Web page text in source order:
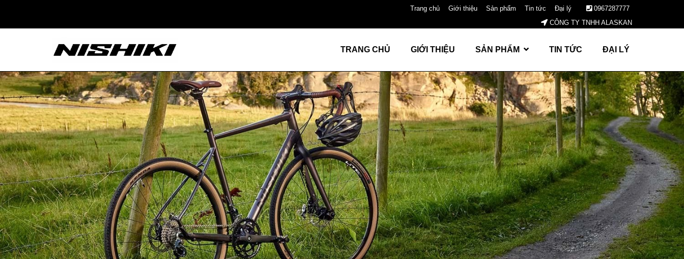
Trang chủ Giới thiệu Sản phẩm Tin tức Đại lý
0967287777
CÔNG TY TNHH ALASKAN
Nishiki – Xe Đạp
Nhật Bản – Since
1965
TRANG CHỦ GIỚI THIỆU SẢN PHẨM TIN TỨC ĐẠI LÝ